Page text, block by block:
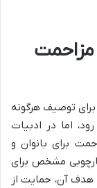
مزاحمت
توصیف هرگونه
اما در ادبیات
برای بانوان و
مشخص برای
هدف آن، حمایت از